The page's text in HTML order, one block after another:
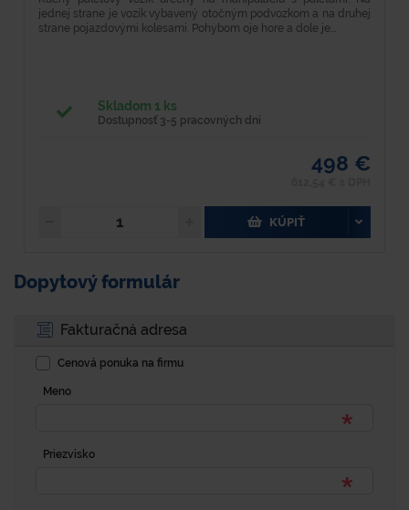
jednej strane je vozík vybavený otočným podvozkom a na druhej
strane pojazdovými kolesami. Pohybom oje hore a dole je...
Skladom 1 ks
Dostupnosť 3-5 pracovných dní
498 €
KÚPIŤ
Dopytový formulár
Fakturačná adresa
Cenová ponuka na firmu
Meno
Priezvisko